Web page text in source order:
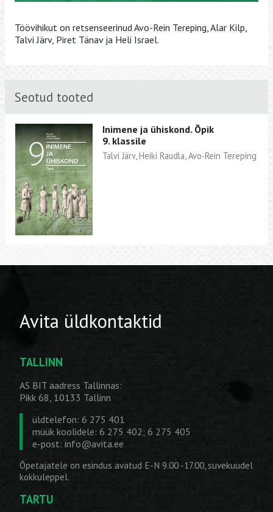
Töövihikut on retsenseerinud Avo-Rein Tereping, Alar Kilp,
Talvi Järv, Piret Tänav ja Heli Israel.
Seotud tooted
Inimene ja ühiskond. Õpik
9. klassile
Talvi Järv, Heiki Raudla, Avo-Rein Tereping
Avita üldkontaktid
TALLINN
AS BIT aadress Tallinnas:
Pikk 68, 10133 Tallinn
üldtelefon: 6 275 401
müük koolidele: 6 275 402; 6 275 405
e-post: info@avita.ee
Õpetajatele on esindus avatud E-N 9.00 -17.00, suvekuudel
kokkuleppel.
TARTU